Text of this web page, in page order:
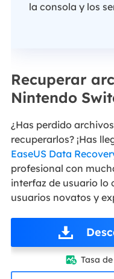
la consola y los
Recuperar
Nintendo
¿Has perdido
recuperarlos? ¡Has
EaseUS Data
profesional con
interfaz de usuario lo
usuarios novatos y
 Tasa